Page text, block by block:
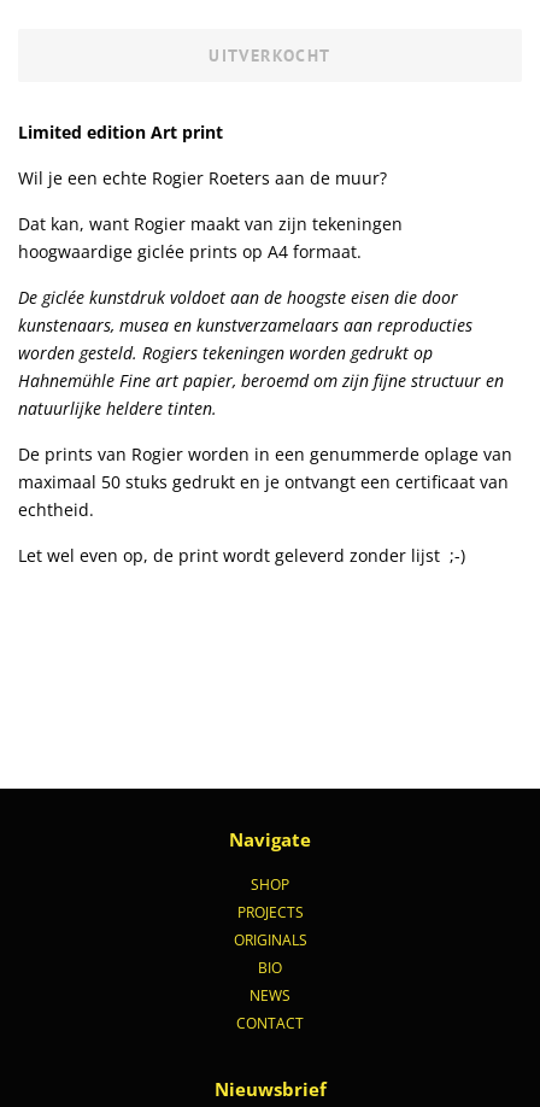
UITVERKOCHT
Limited edition Art print
Wil je een echte Rogier Roeters aan de muur?
Dat kan, want Rogier maakt van zijn tekeningen
hoogwaardige giclée prints op A4 formaat.
De giclée kunstdruk voldoet aan de hoogste eisen die door
kunstenaars, musea en kunstverzamelaars aan reproducties
worden gesteld. Rogiers tekeningen worden gedrukt op
Hahnemühle Fine art papier, beroemd om zijn fijne structuur en
natuurlijke heldere tinten.
De prints van Rogier worden in een genummerde oplage van
maximaal 50 stuks gedrukt en je ontvangt een certificaat van
echtheid.
Let wel even op, de print wordt geleverd zonder lijst ;-)
Navigate
SHOP
PROJECTS
ORIGINALS
BIO
NEWS
CONTACT
Nieuwsbrief